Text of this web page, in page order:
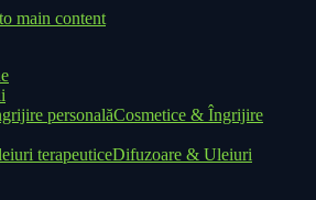
main content
Cosmetice & Îngrijire
Difuzoare & Uleiuri